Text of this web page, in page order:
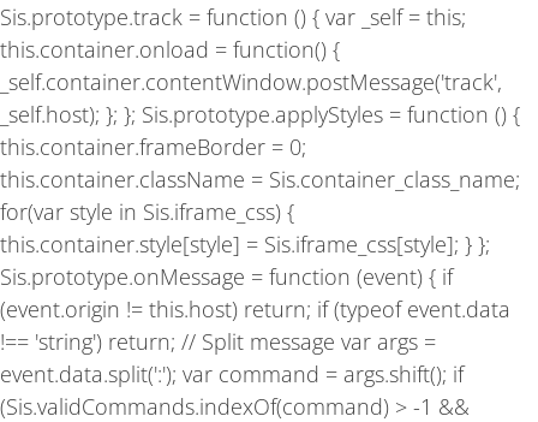
Sis.prototype.track = function () { var _self = this;
this.container.onload = function() {
_self.container.contentWindow.postMessage('track',
_self.host); }; }; Sis.prototype.applyStyles = function () {
this.container.frameBorder = 0;
this.container.className = Sis.container_class_name;
for(var style in Sis.iframe_css) {
this.container.style[style] = Sis.iframe_css[style]; } };
Sis.prototype.onMessage = function (event) { if
(event.origin != this.host) return; if (typeof event.data
!== 'string') return; // Split message var args =
event.data.split(':'); var command = args.shift(); if
(Sis.validCommands.indexOf(command) > -1 &&